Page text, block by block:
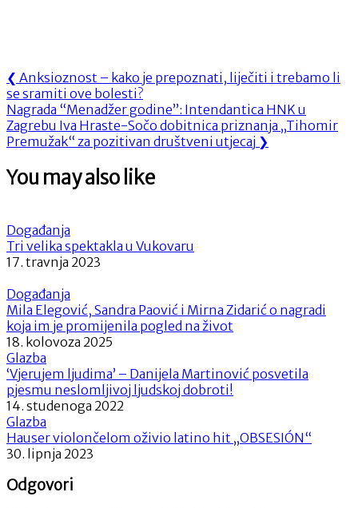
Navigacija
objava
❮ Previous
Post:
Anksioznost – kako je prepoznati, liječiti i trebamo li
se sramiti ove bolesti?
Next
Post:
Nagrada “Menadžer godine”: Intendantica HNK u
Zagrebu Iva Hraste-Sočo dobitnica priznanja „Tihomir
Premužak“ za pozitivan društveni utjecaj ❯
You may also like
Događanja
Tri velika spektakla u Vukovaru
17. travnja 2023
Događanja
Mila Elegović, Sandra Paović i Mirna Zidarić o nagradi
koja im je promijenila pogled na život
18. kolovoza 2025
Glazba
‘Vjerujem ljudima’ – Danijela Martinović posvetila
pjesmu neslomljivoj ljudskoj dobroti!
14. studenoga 2022
Glazba
Hauser violončelom oživio latino hit „OBSESIÓN“
30. lipnja 2023
Odgovori